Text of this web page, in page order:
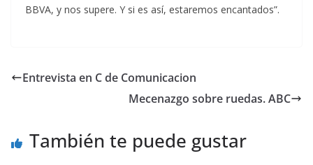
BBVA, y nos supere. Y si es así, estaremos encantados”.
Entrevista en C de Comunicacion
Mecenazgo sobre ruedas. ABC
También te puede gustar